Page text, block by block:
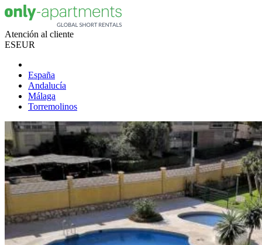
Atención al cliente
ESEUR
España
Andalucía
Málaga
Torremolinos